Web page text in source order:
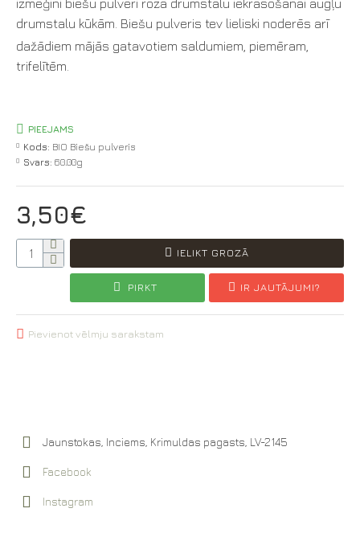
izmēģini biešu pulveri rozā drumstalu iekrāsošanai augļu
drumstalu kūkām. Biešu pulveris tev lieliski noderēs arī
dažādiem mājās gatavotiem saldumiem, piemēram,
trifelītēm.
3,50€
PIEEJAMS
Kods: BIO Biešu pulveris
Svars: 60.00g
IELIKT GROZĀ
PIRKT IR JAUTĀJUMI?
Pievienot vēlmju sarakstam
Jaunstokas, Inciems, Krimuldas pagasts, LV-2145
Facebook
Instagram